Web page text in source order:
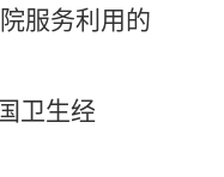
服务利用的
卫生经